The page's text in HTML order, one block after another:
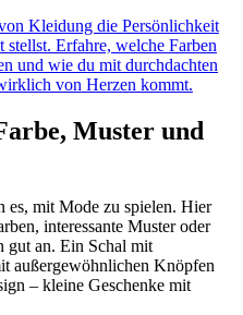
Kleidung die Persönlichkeit
Erfahre, welche Farben
und wie du mit durchdachten
von Herzen kommt.
Muster und
es, mit Mode zu spielen. Hier
interessante Muster oder
gut an. Ein Schal mit
außergewöhnlichen Knöpfen
– kleine Geschenke mit